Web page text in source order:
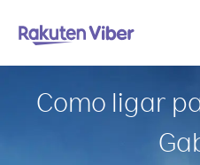
Como ligar